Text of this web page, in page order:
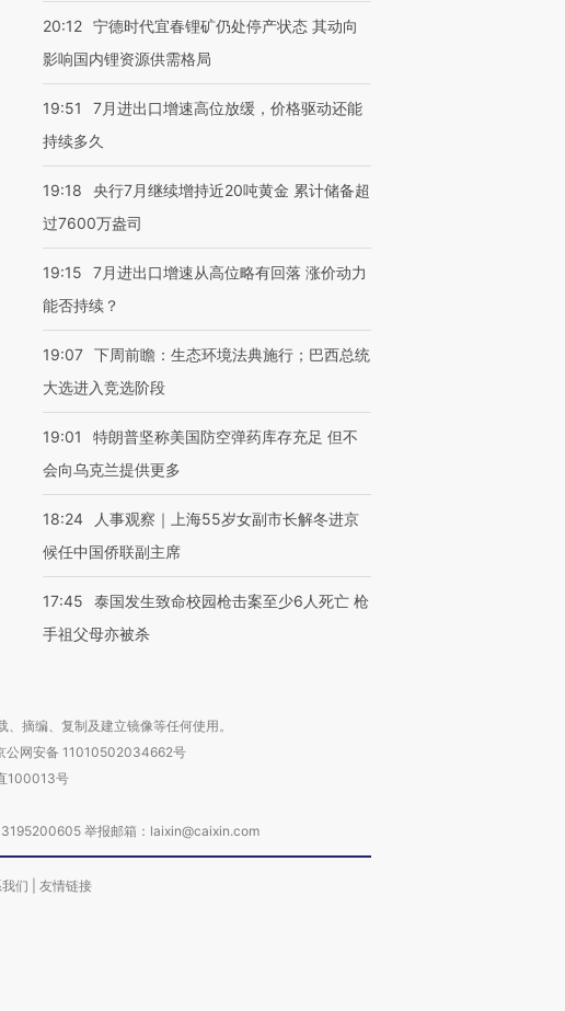
20:12 宁德时代宜春锂矿仍处停产状态 其动向
影响国内锂资源供需格局
19:51
7月进出口增速高位放缓，价格驱动还能
持续多久
19:18
央行7月继续增持近20吨黄金 累计储备超
过7600万盎司
19:15
7月进出口增速从高位略有回落 涨价动力
能否持续？
19:07 下周前瞻：生态环境法典施行；巴西总统
大选进入竞选阶段
19:01
特朗普坚称美国防空弹药库存充足 但不
会向乌克兰提供更多
18:24
人事观察｜上海55岁女副市长解冬进京
候任中国侨联副主席
17:45
泰国发生致命校园枪击案至少6人死亡 枪
手祖父母亦被杀
摘编、复制及建立镜像等任何使用。
公网安备 11010502034662号
100013号
举报邮箱：laixin@caixin.com
们 友情链接